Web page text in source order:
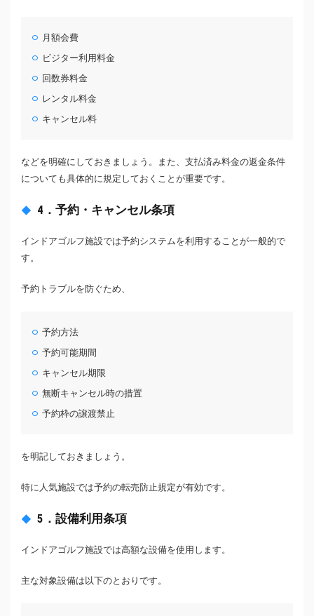
月額会費
ビジター利用料金
回数券料金
レンタル料金
キャンセル料
などを明確にしておきましょう。また、支払済み料金の返金条件
についても具体的に規定しておくことが重要です。
4．予約・キャンセル条項
インドアゴルフ施設では予約システムを利用することが一般的で
す。
予約トラブルを防ぐため、
予約方法
予約可能期間
キャンセル期限
無断キャンセル時の措置
予約枠の譲渡禁止
を明記しておきましょう。
特に人気施設では予約の転売防止規定が有効です。
5．設備利用条項
インドアゴルフ施設では高額な設備を使用します。
主な対象設備は以下のとおりです。